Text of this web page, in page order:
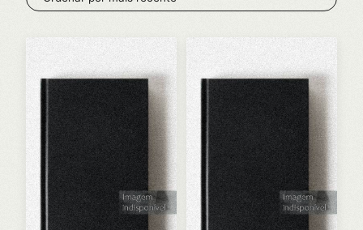
recente